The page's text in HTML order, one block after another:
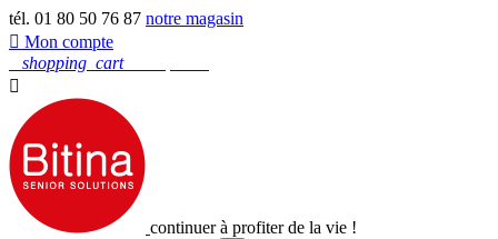
tél. 01 80 50 76 87 notre magasin
 Mon compte
shopping_cart

continuer à profiter de la vie !